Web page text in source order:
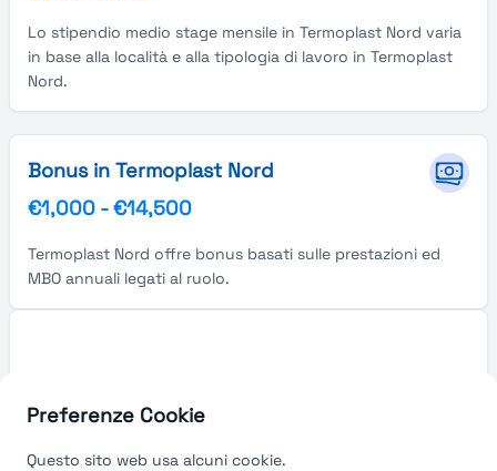
Preferenze Cookie
Questo sito web usa alcuni cookie.
Lo stipendio medio stage mensile in Termoplast Nord varia
in base alla località e alla tipologia di lavoro in Termoplast
Nord.
Bonus in Termoplast Nord
€1,000 -€14,500
Termoplast Nord offre bonus basati sulle prestazioni ed
MBO annuali legati al ruolo.